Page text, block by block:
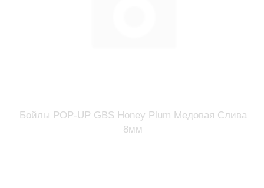
Бойлы POP-UP GBS Honey Plum Медовая Слива
8мм